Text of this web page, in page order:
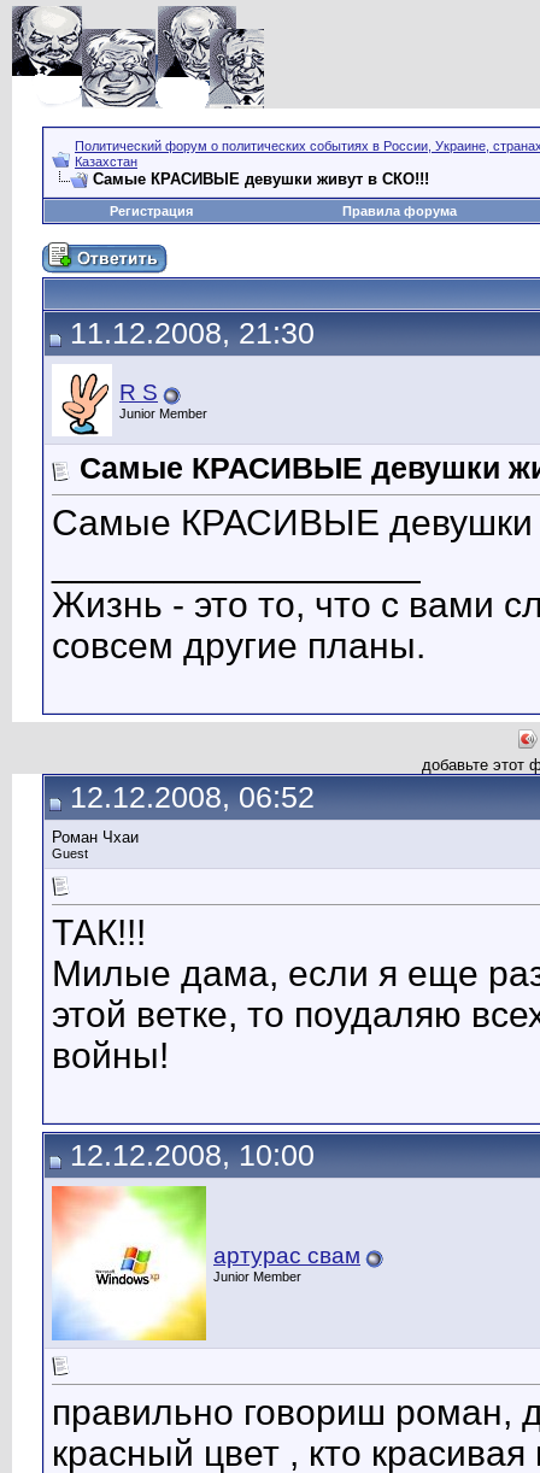
Политический форум о политических событиях в России, Украине,
Казахстан
Самые КРАСИВЫЕ девушки живут в СКО!!!
Регистрация Правила форума
11.12.2008, 21:30
R S
Junior Member
Самые КРАСИВЫЕ девушки
Самые КРАСИВЫЕ девушки
Жизнь - это то, что с вами
совсем другие планы.
добавьте этот
12.12.2008, 06:52
Роман Чхаи
Guest
ТАК!!!
Милые дама, если я еще раз
этой ветке, то поудаляю
войны!
12.12.2008, 10:00
артурас свам
Junior Member
правильно говориш роман,
красный цвет , кто